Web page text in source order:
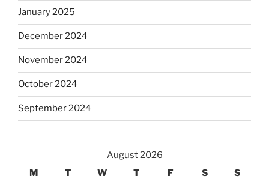
January 2025
December 2024
November 2024
October 2024
September 2024
August 2026
M
T W T F S S